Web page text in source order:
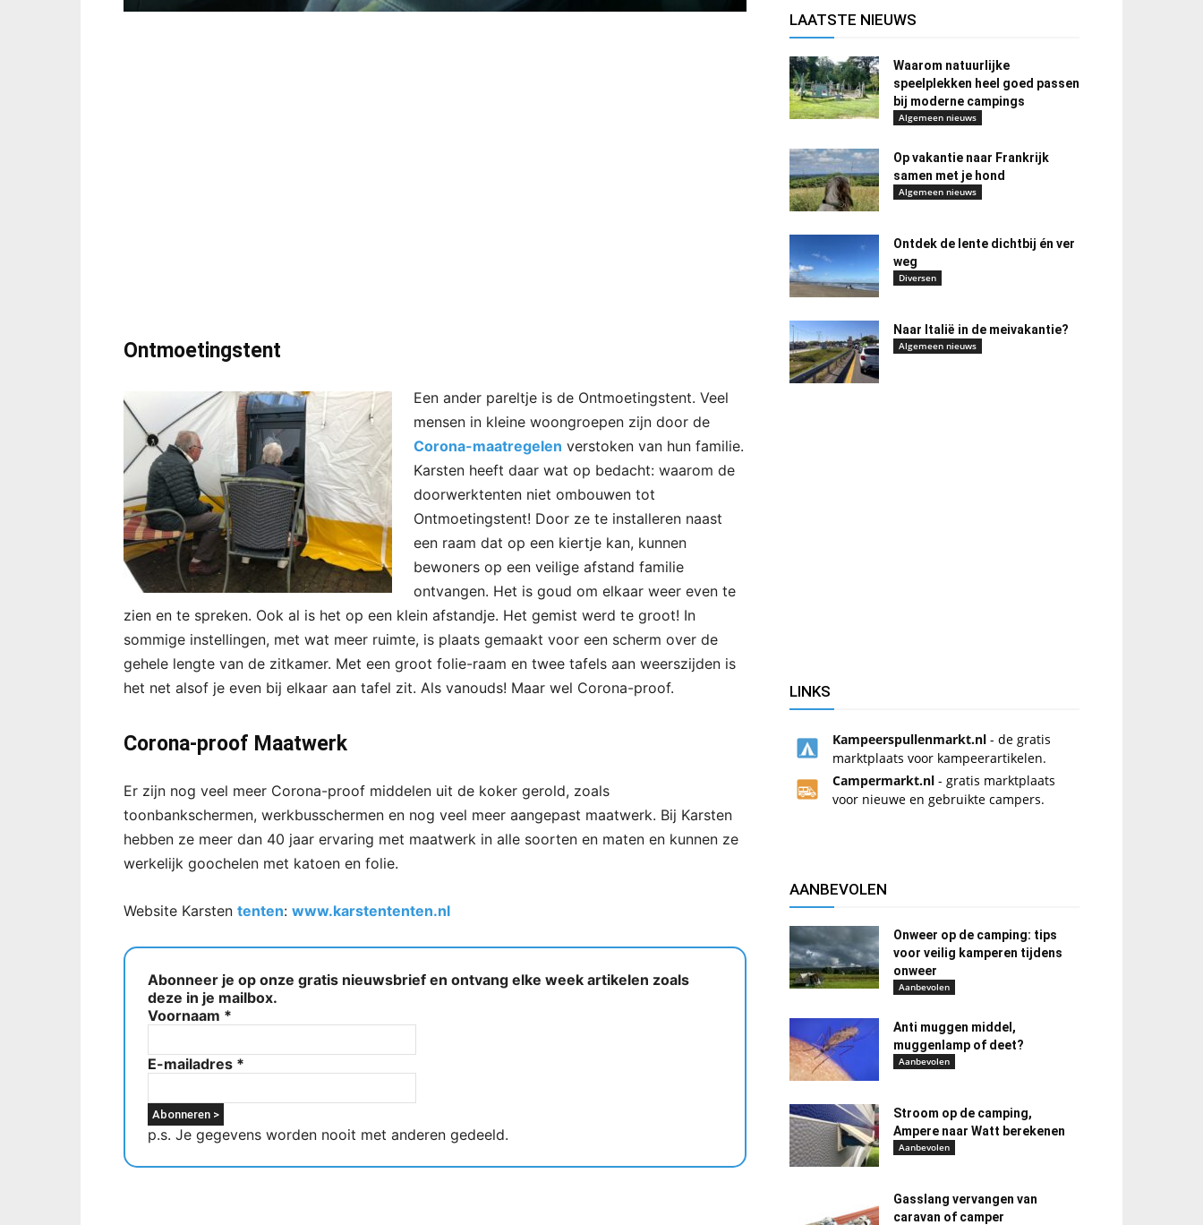
Ontmoetingstent
Een ander pareltje is de Ontmoetingstent. Veel
mensen in kleine woongroepen zijn door de
Corona-maatregelen verstoken van hun familie.
Karsten heeft daar wat op bedacht: waarom de
doorwerktenten niet ombouwen tot
Ontmoetingstent! Door ze te installeren naast
een raam dat op een kiertje kan, kunnen
bewoners op een veilige afstand familie
ontvangen. Het is goud om elkaar weer even te
zien en te spreken. Ook al is het op een klein afstandje. Het gemist werd te groot! In
sommige instellingen, met wat meer ruimte, is plaats gemaakt voor een scherm over de
gehele lengte van de zitkamer. Met een groot folie-raam en twee tafels aan weerszijden is
het net alsof je even bij elkaar aan tafel zit. Als vanouds! Maar wel Corona-proof.
Corona-proof Maatwerk
Er zijn nog veel meer Corona-proof middelen uit de koker gerold, zoals
toonbankschermen, werkbusschermen en nog veel meer aangepast maatwerk. Bij Karsten
hebben ze meer dan 40 jaar ervaring met maatwerk in alle soorten en maten en kunnen ze
werkelijk goochelen met katoen en folie.
Website Karsten tenten: www.karstententen.nl
Abonneer je op onze gratis nieuwsbrief en ontvang elke week artikelen zoals
deze in je mailbox.
Voornaam *
E-mailadres *
p.s. Je gegevens worden nooit met anderen gedeeld.
LAATSTE NIEUWS
Waarom natuurlijke
speelplekken heel goed passen
bij moderne campings
Algemeen nieuws
Op vakantie naar Frankrijk
samen met je hond
Algemeen nieuws
Ontdek de lente dichtbij én ver
weg
Diversen
Naar Italië in de meivakantie?
Algemeen nieuws
LINKS
Kampeerspullenmarkt.nl - de gratis
marktplaats voor kampeerartikelen.
Campermarkt.nl - gratis marktplaats
voor nieuwe en gebruikte campers.
AANBEVOLEN
Onweer op de camping: tips
voor veilig kamperen tijdens
onweer
Aanbevolen
Anti muggen middel,
muggenlamp of deet?
Aanbevolen
Stroom op de camping,
Ampere naar Watt berekenen
Aanbevolen
Gasslang vervangen van
caravan of camper